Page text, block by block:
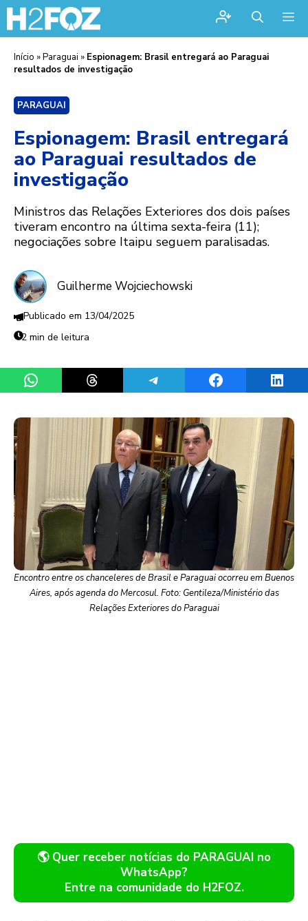
Início »Paraguai » Espionagem: Brasil entregará ao Paraguai
resultados de investigação
PARAGUAI
Espionagem: Brasil entregará
ao Paraguai resultados de
investigação
Ministros das Relações Exteriores dos dois países
tiveram encontro na última sexta-feira (11);
negociações sobre Itaipu seguem paralisadas.
Guilherme Wojciechowski
13/04/2025
2 min de leitura
Share on WhatsAppShare on ThreadsShare on TelegramShare on Facebook
Encontro entre os chanceleres de Brasil e Paraguai ocorreu em Buenos
Aires, após agenda do Mercosul. Foto: Gentileza/Ministério das
Relações Exteriores do Paraguai
🌎 Quer receber notícias do PARAGUAI no
WhatsApp?
Entre na comunidade do H2FOZ.